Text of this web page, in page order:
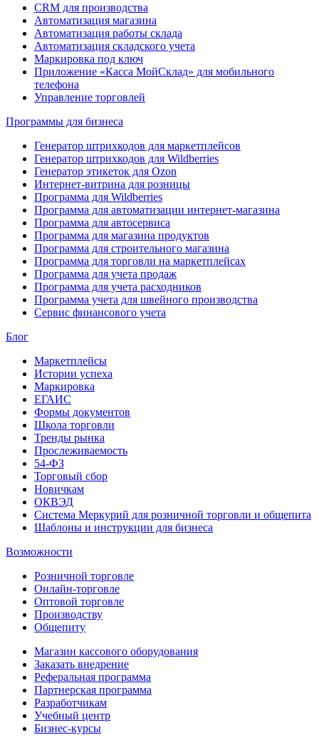
CRM для производства
Автоматизация магазина
Автоматизация работы склада
Автоматизация складского учета
Маркировка под ключ
Приложение «Касса МойСклад» для мобильного
телефона
Управление торговлей
Программы для бизнеса
Генератор штрихкодов для маркетплейсов
Генератор штрихкодов для Wildberries
Генератор этикеток для Ozon
Интернет-витрина для розницы
Программа для Wildberries
Программа для автоматизации интернет-магазина
Программа для автосервиса
Программа для магазина продуктов
Программа для строительного магазина
Программа для торговли на маркетплейсах
Программа для учета продаж
Программа для учета расходников
Программа учета для швейного производства
Сервис финансового учета
Блог
Маркетплейсы
Истории успеха
Маркировка
ЕГАИС
Формы документов
Школа торговли
Тренды рынка
Прослеживаемость
54-ФЗ
Торговый сбор
Новичкам
ОКВЭД
Система Меркурий для розничной торговли и общепита
Шаблоны и инструкции для бизнеса
Возможности
Розничной торговле
Онлайн-торговле
Оптовой торговле
Производству
Общепиту
Магазин кассового оборудования
Заказать внедрение
Реферальная программа
Партнерская программа
Разработчикам
Учебный центр
Бизнес‑курсы